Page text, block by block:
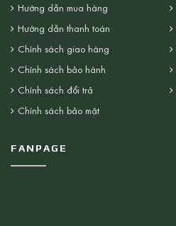
Hướng dẫn mua hàng
Hướng dẫn thanh toán
Chính sách giao hàng
Chính sách bảo hành
Chính sách đổi trả
Chính sách bảo mật
FANPAGE